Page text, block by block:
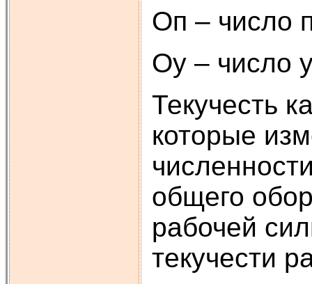
Оп – число
Оу – число
Текучесть
которые
общего
рабочей
текучести